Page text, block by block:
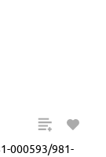
000593/981-